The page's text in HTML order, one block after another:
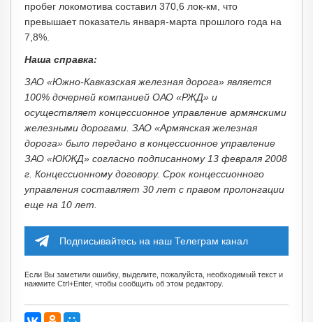
пробег локомотива составил 370,6 лок-км, что
превышает показатель января-марта прошлого года на
7,8%.
Наша справка:
ЗАО «Южно-Кавказская железная дорога» является
100% дочерней компанией ОАО «РЖД» и
осуществляет концессионное управление армянскими
железными дорогами. ЗАО «Армянская железная
дорога» было передано в концессионное управление
ЗАО «ЮКЖД» согласно подписанному 13 февраля 2008
г. Концессионному договору. Срок концессионного
управления составляет 30 лет с правом пролонгации
еще на 10 лет.
Подписывайтесь на наш Телеграм канал
Если Вы заметили ошибку, выделите, пожалуйста, необходимый текст и
нажмите Ctrl+Enter, чтобы сообщить об этом редактору.